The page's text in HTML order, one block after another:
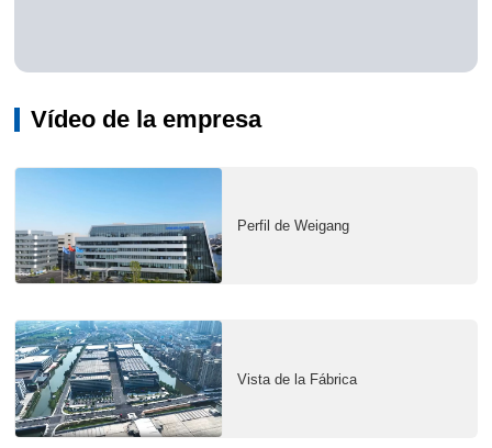
Vídeo de la empresa
Perfil de Weigang
Vista de la Fábrica